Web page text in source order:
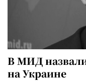
В МИД
на Украине